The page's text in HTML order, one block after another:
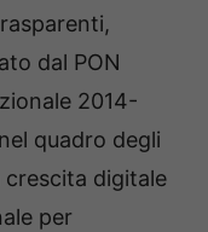
dal PON
2014-
quadro degli
digitale
per